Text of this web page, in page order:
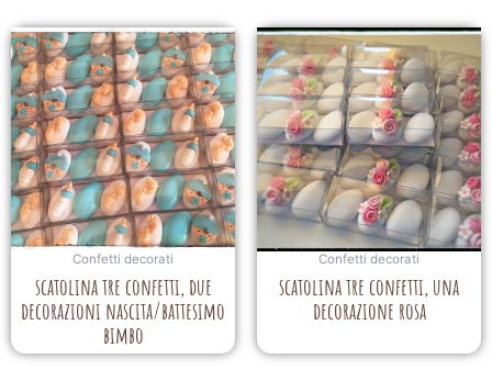
Confetti decorati
scatolina tre confetti, due
decorazioni nascita/battesimo
bimbo
Confetti decorati
scatolina tre confetti, una
decorazione rosa